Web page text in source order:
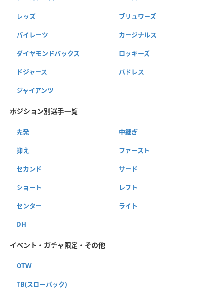
レッズ ブリュワーズ
パイレーツ カージナルス
ダイヤモンドバックス ロッキーズ
ドジャース パドレス
ジャイアンツ
ポジション別選手一覧
先発 中継ぎ
抑え ファースト
セカンド サード
ショート レフト
センター ライト
DH
イベント・ガチャ限定・その他
OTW
TB(スローバック)